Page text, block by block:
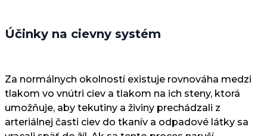
Účinky na cievny systém
Za normálnych okolností existuje rovnováha medzi
tlakom vo vnútri ciev a tlakom na ich steny, ktorá
umožňuje, aby tekutiny a živiny prechádzali z
arteriálnej časti ciev do tkanív a odpadové látky sa